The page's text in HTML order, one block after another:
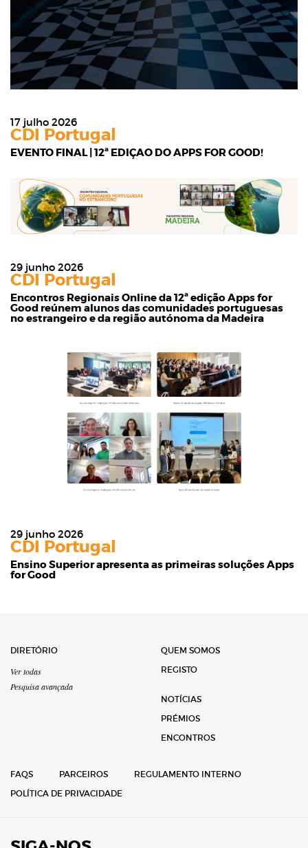
17 julho 2026
CDI Portugal
EVENTO FINAL | 12ª EDIÇÃO DO APPS FOR GOOD!
29 junho 2026
CDI Portugal
Encontros Regionais Online da 12ª edição Apps for
Good reúnem alunos das comunidades portuguesas
no estrangeiro e da região autónoma da Madeira
29 junho 2026
CDI Portugal
Ensino Superior apresenta as primeiras soluções Apps
for Good
DIRETÓRIO
Ver todas
Pesquisa avançada
QUEM SOMOS
REGISTO
NOTÍCIAS
PRÉMIOS
ENCONTROS
FAQS PARCEIROS
REGULAMENTO INTERNO
POLÍTICA DE PRIVACIDADE